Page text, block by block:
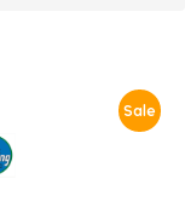
Sale